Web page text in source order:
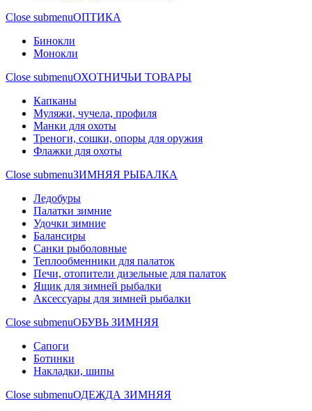
Close submenuОПТИКА
Бинокли
Монокли
Close submenuОХОТНИЧЬИ ТОВАРЫ
Капканы
Муляжи, чучела, профиля
Манки для охоты
Треноги, сошки, опоры для оружия
Флажки для охоты
Close submenuЗИМНЯЯ РЫБАЛКА
Ледобуры
Палатки зимние
Удочки зимние
Балансиры
Санки рыболовные
Теплообменники для палаток
Печи, отопители дизельные для палаток
Ящик для зимней рыбалки
Аксессуары для зимней рыбалки
Close submenuОБУВЬ ЗИМНЯЯ
Сапоги
Ботинки
Накладки, шипы
Close submenuОДЕЖДА ЗИМНЯЯ